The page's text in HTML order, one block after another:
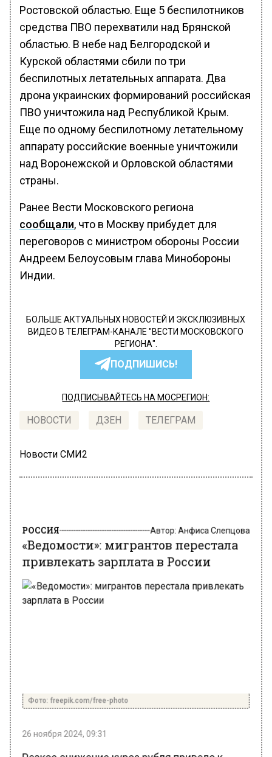
Ростовской областью. Еще 5 беспилотников
средства ПВО перехватили над Брянской
областью. В небе над Белгородской и
Курской областями сбили по три
беспилотных летательных аппарата. Два
дрона украинских формирований российская
ПВО уничтожила над Республикой Крым.
Еще по одному беспилотному летательному
аппарату российские военные уничтожили
над Воронежской и Орловской областями
страны.
Ранее Вести Московского региона
сообщали, что в Москву прибудет для
переговоров с министром обороны России
Андреем Белоусовым глава Минобороны
Индии.
БОЛЬШЕ АКТУАЛЬНЫХ НОВОСТЕЙ И ЭКСКЛЮЗИВНЫХ
ВИДЕО В ТЕЛЕГРАМ-КАНАЛЕ "ВЕСТИ МОСКОВСКОГО
РЕГИОНА".
ПОДПИШИСЬ!
ПОДПИСЫВАЙТЕСЬ НА МОСРЕГИОН:
НОВОСТИ ДЗЕН ТЕЛЕГРАМ
Новости СМИ2
«Ведомости»: мигрантов перестала
привлекать зарплата в России
Резкое снижение курса рубля привело к